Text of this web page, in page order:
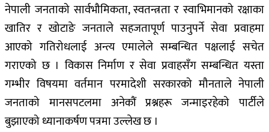
नेपाली जनताको सार्वभौमिकता, स्वतन्त्रता र स्वाभिमानको रक्षाका
खातिर र खोटाङे जनताले सहजतापूर्ण पाउनुपर्ने सेवा प्रवाहमा
आएको गतिरोधलाई अन्त्य एमालेले सम्बन्धित पक्षलाई सचेत
गराएको छ । विकास निर्माण र सेवा प्रवाहसँग सम्बन्धित यस्ता
गम्भीर विषयमा वर्तमान परमादेशी सरकारको मौनताले नेपाली
जनताको मानसपटलमा अनेकौं प्रश्नहरू जन्माइरहेको पार्टीले
बुझाएको ध्यानाकर्षण पत्रमा उल्लेख छ ।